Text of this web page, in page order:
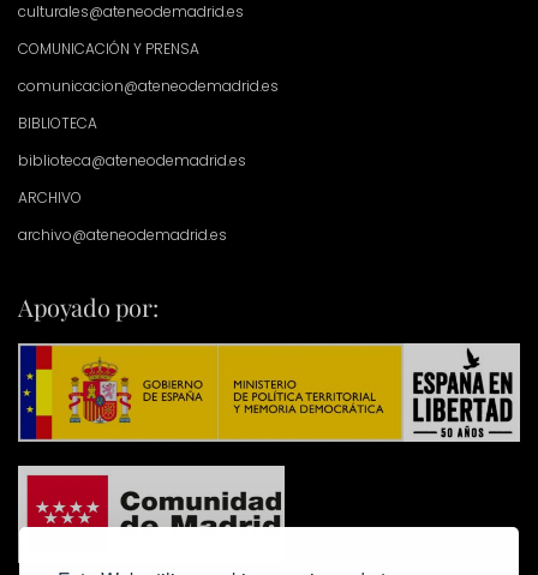
culturales@ateneodemadrid.es
COMUNICACIÓN Y PRENSA
comunicacion@ateneodemadrid.es
BIBLIOTECA
biblioteca@ateneodemadrid.es
ARCHIVO
archivo@ateneodemadrid.es
Apoyado por: